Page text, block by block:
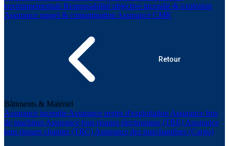
environnementale Responsabilité objective incendie & explosion
Assurance rappel & contamination Assurance CMR
Retour
Bâtiments & Matériel
Assurance incendie Assurance pertes d'exploitation Assurance bris
de machines Assurance tous risques électronique (TRE) Assurance
tous risques chantier (TRC) Assurance des marchandises (Cargo)